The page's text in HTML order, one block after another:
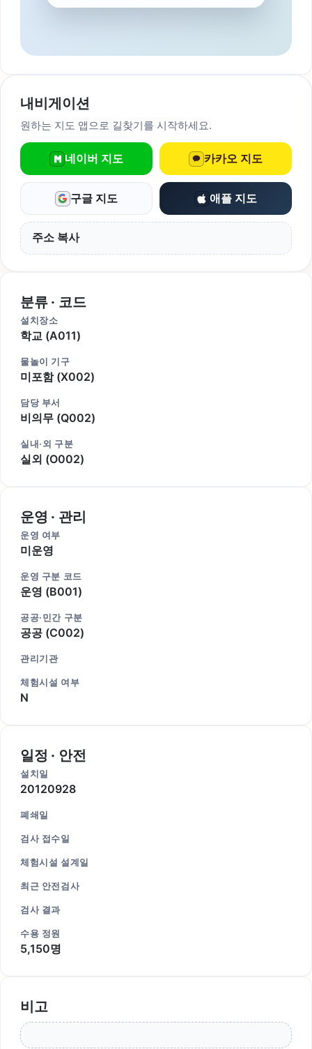
내비게이션
원하는 지도 앱으로 길찾기를 시작하세요.
네이버 지도 카카오 지도
구글 지도 애플 지도
주소 복사
분류 · 코드
설치장소
학교 (A011)
물놀이 기구
미포함 (X002)
담당 부서
비의무 (Q002)
실내·외 구분
실외 (O002)
운영 · 관리
운영 여부
미운영
운영 구분 코드
운영 (B001)
공공·민간 구분
공공 (C002)
관리기관
체험시설 여부
N
일정 · 안전
설치일
20120928
폐쇄일
검사 접수일
체험시설 설계일
최근 안전검사
검사 결과
수용 정원
5,150명
비고